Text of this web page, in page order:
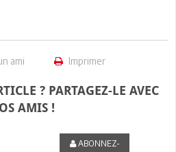
ami Imprimer
? PARTAGEZ-LE AVEC
AMIS !
ABONNEZ-